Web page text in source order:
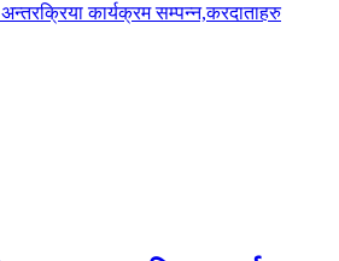
कार्यक्रम सम्पन्न,करदाताहरु